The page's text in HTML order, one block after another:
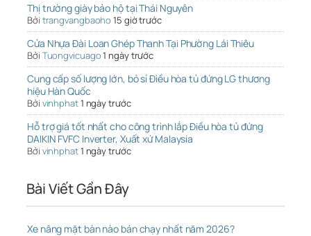
Thị trường giày bảo hộ tại Thái Nguyên
Bởi trangvangbaoho 15 giờ trước
Cửa Nhựa Đài Loan Ghép Thanh Tại Phường Lái Thiêu
Bởi Tuongvicuago1 ngày trước
Cung cấp số lượng lớn, bỏ sỉ Điều hòa tủ đứng LG thương
hiệu Hàn Quốc
Bởi vinhphat1 ngày trước
Hỗ trợ giá tốt nhất cho công trình lắp Điều hòa tủ đứng
DAIKIN FVFC Inverter, Xuất xứ Malaysia
Bởi vinhphat1 ngày trước
Bài Viết Gần Đây
Xe nâng mặt bàn nào bán chạy nhất năm 2026?